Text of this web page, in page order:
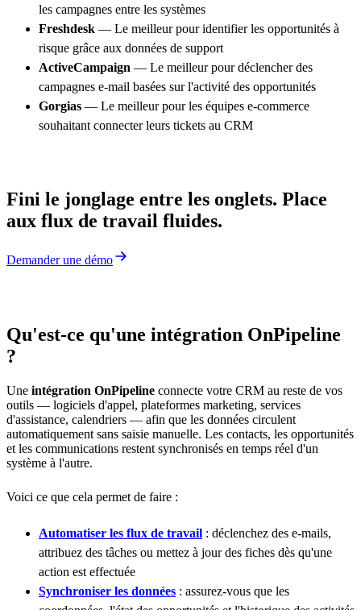
les campagnes entre les systèmes
Freshdesk — Le meilleur pour identifier les opportunités à
risque grâce aux données de support
ActiveCampaign — Le meilleur pour déclencher des
campagnes e-mail basées sur l'activité des opportunités
Gorgias — Le meilleur pour les équipes e-commerce
souhaitant connecter leurs tickets au CRM
Fini le jonglage entre les onglets. Place
aux flux de travail fluides.
Demander une démo
Qu'est-ce qu'une intégration OnPipeline
?
Une intégration OnPipeline connecte votre CRM au reste de vos
outils — logiciels d'appel, plateformes marketing, services
d'assistance, calendriers — afin que les données circulent
automatiquement sans saisie manuelle. Les contacts, les opportunités
et les communications restent synchronisés en temps réel d'un
système à l'autre.
Voici ce que cela permet de faire :
Automatiser les flux de travail : déclenchez des e-mails,
attribuez des tâches ou mettez à jour des fiches dès qu'une
action est effectuée
Synchroniser les données : assurez-vous que les